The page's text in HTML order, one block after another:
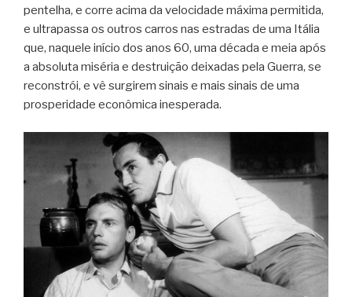
pentelha, e corre acima da velocidade máxima permitida,
e ultrapassa os outros carros nas estradas de uma Itália
que, naquele início dos anos 60, uma década e meia após
a absoluta miséria e destruição deixadas pela Guerra, se
reconstrói, e vê surgirem sinais e mais sinais de uma
prosperidade econômica inesperada.